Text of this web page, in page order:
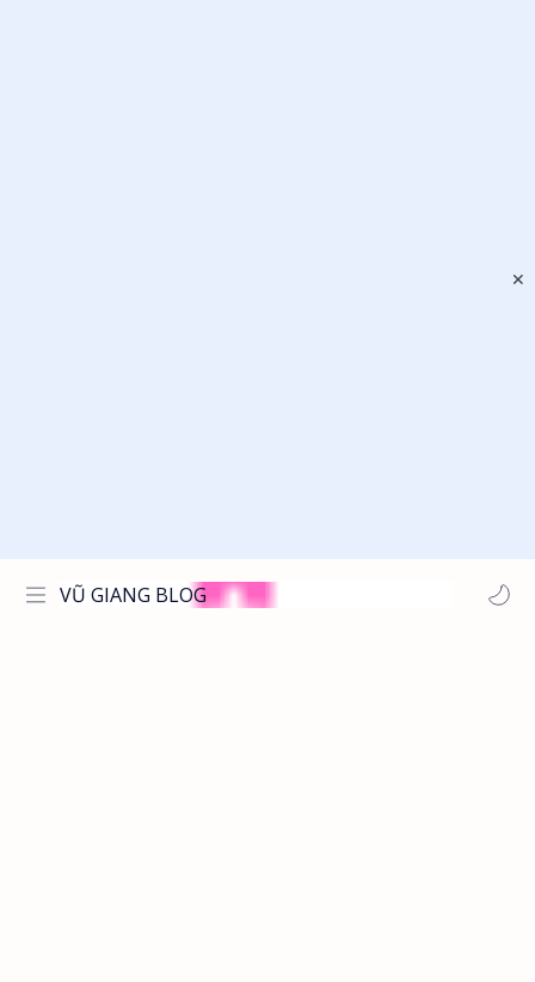
VŨ GIANG BLOG